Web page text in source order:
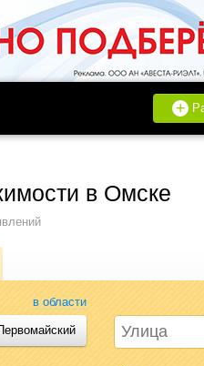
+
в Омске
и застройщиков. Продать
время и силы в поисках нужного
в области